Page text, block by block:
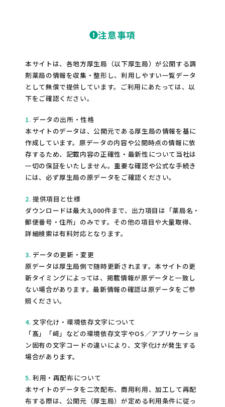
注意事項
本サイトは、各地方厚生局（以下厚生局）が公開する調
剤薬局の情報を収集・整形し、利用しやすい一覧データ
として無償で提供しています。ご利用にあたっては、以
下をご確認ください。
1. データの出所・性格
本サイトのデータは、公開元である厚生局の情報を基に
作成しています。原データの内容や公開時点の情報に依
存するため、記載内容の正確性・最新性について当社は
一切の保証をいたしません。重要な確認や公式な手続き
には、必ず厚生局の原データをご確認ください。
2. 提供項目と仕様
ダウンロードは最大3,000件まで、出力項目は「薬局名・
郵便番号・住所」のみです。その他の項目や大量取得、
詳細検索は有料対応となります。
3. データの更新・変更
原データは厚生局側で随時更新されます。本サイトの更
新タイミングによっては、掲載情報が原データと一致し
ない場合があります。最新情報の確認は原データをご参
照ください。
4. 文字化け・環境依存文字について
「髙」「﨑」などの環境依存文字やOS／アプリケーショ
ン固有の文字コードの違いにより、文字化けが発生する
場合があります。
5. 利用・再配布について
本サイトのデータを二次配布、商用利用、加工して再配
布する際は、公開元（厚生局）が定める利用条件に従っ